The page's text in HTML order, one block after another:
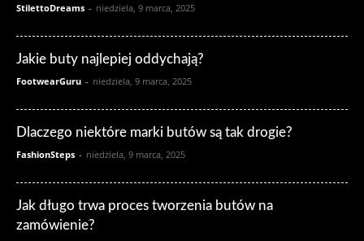
StilettoDreams - niedziela, 9 marca, 2025
Jakie buty najlepiej oddychają?
FootwearGuru - niedziela, 9 marca, 2025
Dlaczego niektóre marki butów są tak drogie?
FashionSteps - niedziela, 9 marca, 2025
Jak długo trwa proces tworzenia butów na
zamówienie?